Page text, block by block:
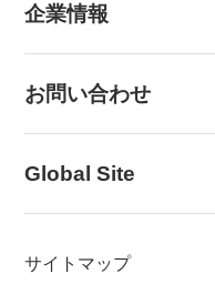
企業情報
お問い合わせ
Global Site
サイトマップ